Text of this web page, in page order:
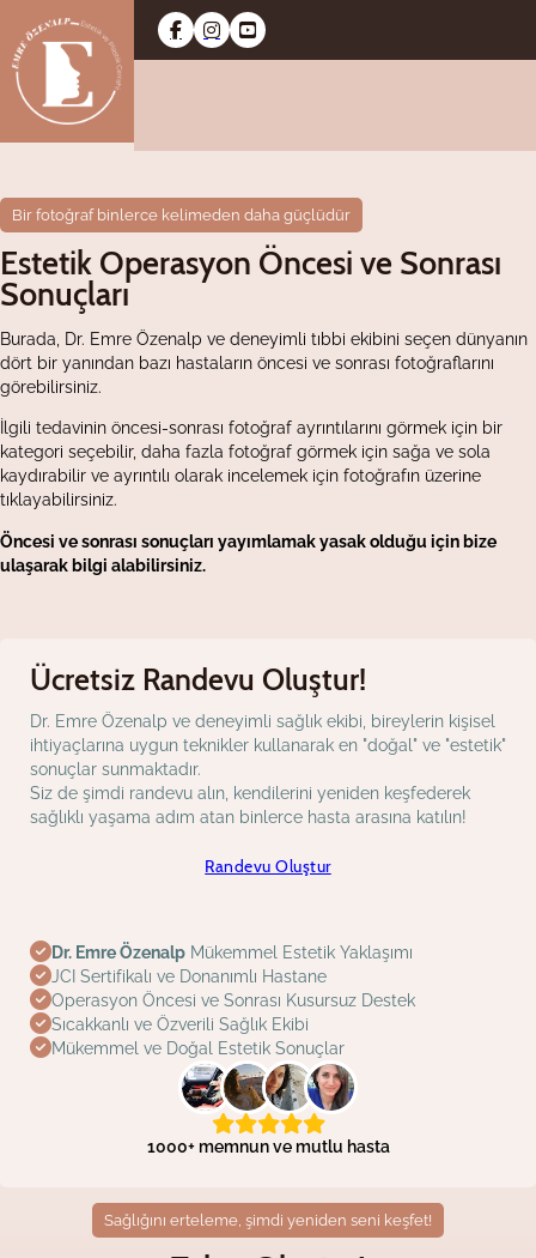
Bir fotoğraf binlerce kelimeden daha güçlüdür
Estetik Operasyon Öncesi ve Sonrası
Sonuçları
Burada, Dr. Emre Özenalp ve deneyimli tıbbi ekibini seçen dünyanın
dört bir yanından bazı hastaların öncesi ve sonrası fotoğraflarını
görebilirsiniz.
İlgili tedavinin öncesi-sonrası fotoğraf ayrıntılarını görmek için bir
kategori seçebilir, daha fazla fotoğraf görmek için sağa ve sola
kaydırabilir ve ayrıntılı olarak incelemek için fotoğrafın üzerine
tıklayabilirsiniz.
Öncesi ve sonrası sonuçları yayımlamak yasak olduğu için bize
ulaşarak bilgi alabilirsiniz.
Ücretsiz Randevu Oluştur!
Dr. Emre Özenalp ve deneyimli sağlık ekibi, bireylerin kişisel
ihtiyaçlarına uygun teknikler kullanarak en "doğal" ve "estetik"
sonuçlar sunmaktadır.
Siz de şimdi randevu alın, kendilerini yeniden keşfederek
sağlıklı yaşama adım atan binlerce hasta arasına katılın!
Randevu Oluştur
Dr. Emre ÖzenalpMükemmel Estetik Yaklaşımı
JCI Sertifikalı ve Donanımlı Hastane
Operasyon Öncesi ve Sonrası Kusursuz Destek
Sıcakkanlı ve Özverili Sağlık Ekibi
Mükemmel ve Doğal Estetik Sonuçlar
1000+ memnun ve mutlu hasta
Sağlığını erteleme, şimdi yeniden seni keşfet!